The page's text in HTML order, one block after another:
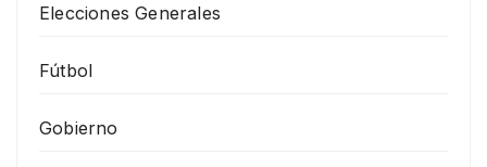
Elecciones Generales
Fútbol
Gobierno